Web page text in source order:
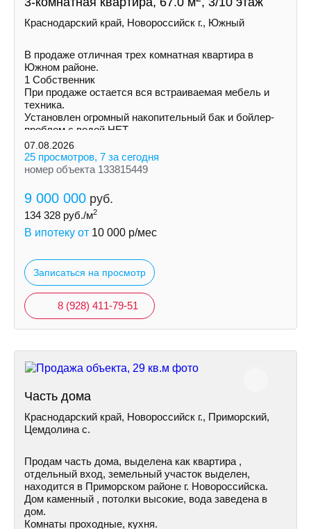
Краснодарский край, Новороссийск г., Южный
В продаже отличная трех комнатная квартира в
Южном районе.
1 Собственник
При продаже остается вся встраиваемая мебель и
техника.
Установлен огромный накопительный бак и бойлер-
проблем с водой НЕТ.
Увеличена площадь кухни и одной из комнат за счет
балконов.
07.08.2026
25 просмотров, 7 за сегодня
номер объекта 133815449
9 000 000 руб.
134 328 руб./м2
В ипотеку от 10 000 р/мес
Записаться на просмотр
8 (928) 411-79-51
Часть дома
Краснодарский край, Новороссийск г., Приморский,
Цемдолина с.
Продам часть дома, выделена как квартира ,
отдельный вход, земельный участок выделен,
находится в Приморском районе г. Новороссийска.
Дом каменный , потолки высокие, вода заведена в
дом.
Комнаты проходные, кухня.